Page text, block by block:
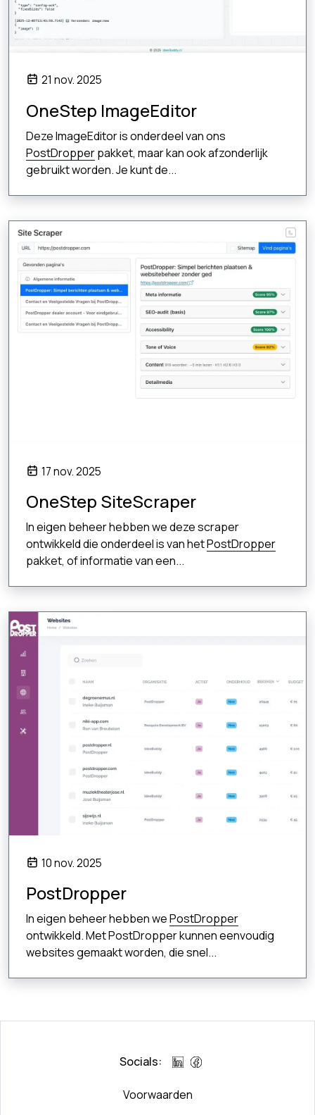
21 nov. 2025
OneStep ImageEditor
Deze ImageEditor is onderdeel van ons
PostDropperpakket, maar kan ook afzonderlijk
gebruikt worden. Je kunt de...
17 nov. 2025
OneStep SiteScraper
In eigen beheer hebben we deze scraper
ontwikkeld die onderdeel is van hetPostDropper
pakket, of informatie van een...
10 nov. 2025
PostDropper
In eigen beheer hebben wePostDropper
ontwikkeld. Met PostDropper kunnen eenvoudig
websites gemaakt worden, die snel...
Voorwaarden
Socials: